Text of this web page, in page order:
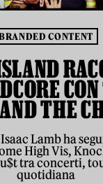
CONTENT
THE
Lamb ha
High Vis,
tra concerti,
quotidiana